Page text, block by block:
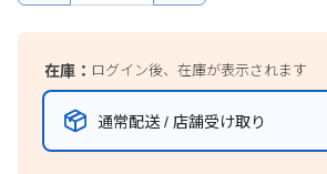
在庫： ログイン後、在庫が表示されます
通常配送 / 店舗受け取り